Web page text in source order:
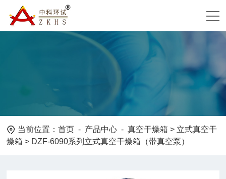
当前位置：首页 - 产品中心 -真空干燥箱 > 立式真空干
燥箱 > DZF-6090系列立式真空干燥箱（带真空泵）